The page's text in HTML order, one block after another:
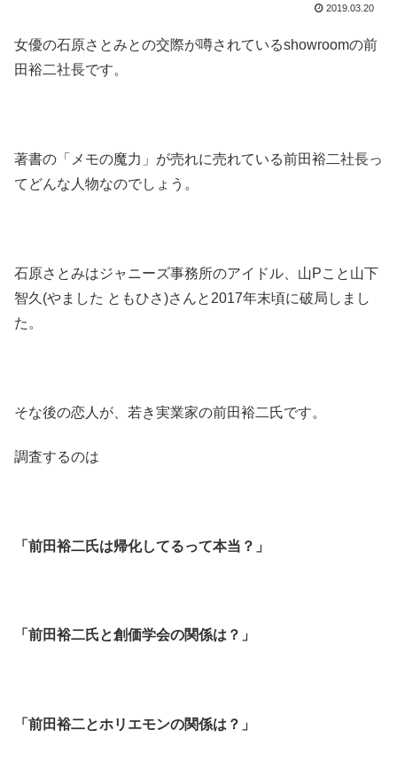
2019.03.20
女優の石原さとみとの交際が噂されているshowroomの前
田裕二社長です。
著書の「メモの魔力」が売れに売れている前田裕二社長っ
てどんな人物なのでしょう。
石原さとみはジャニーズ事務所のアイドル、山Pこと山下
智久(やました ともひさ)さんと2017年末頃に破局しまし
た。
そな後の恋人が、若き実業家の前田裕二氏です。
調査するのは
「前田裕二氏は帰化してるって本当？」
「前田裕二氏と創価学会の関係は？」
「前田裕二とホリエモンの関係は？」